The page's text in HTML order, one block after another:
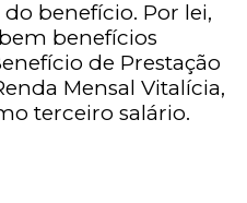
benefício. Por lei,
benefícios
de Prestação
Mensal Vitalícia,
terceiro salário.